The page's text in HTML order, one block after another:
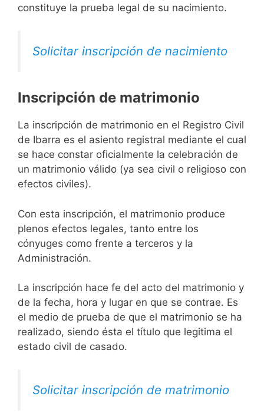
constituye la prueba legal de su nacimiento.
Solicitar inscripción de nacimiento
Inscripción de matrimonio
La inscripción de matrimonio en el Registro Civil
de Ibarra es el asiento registral mediante el cual
se hace constar oficialmente la celebración de
un matrimonio válido (ya sea civil o religioso con
efectos civiles).
Con esta inscripción, el matrimonio produce
plenos efectos legales, tanto entre los
cónyuges como frente a terceros y la
Administración.
La inscripción hace fe del acto del matrimonio y
de la fecha, hora y lugar en que se contrae. Es
el medio de prueba de que el matrimonio se ha
realizado, siendo ésta el título que legitima el
estado civil de casado.
Solicitar inscripción de matrimonio